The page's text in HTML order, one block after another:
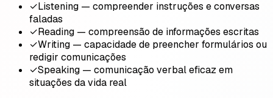
✓Listening — compreender instruções e conversas
faladas
✓Reading — compreensão de informações escritas
✓Writing — capacidade de preencher formulários ou
redigir comunicações
✓Speaking — comunicação verbal eficaz em
situações da vida real